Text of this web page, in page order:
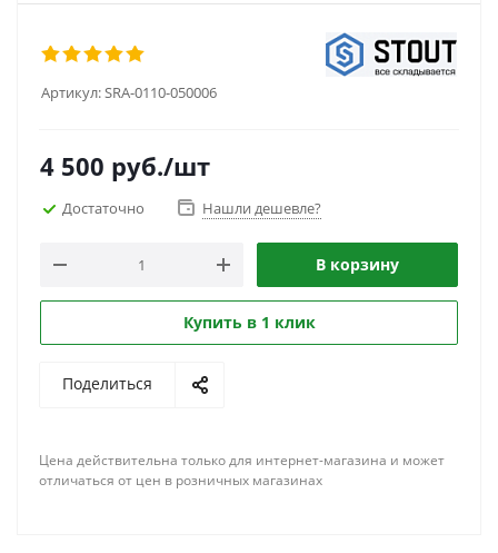
Артикул:SRA-0110-050006
4 500 руб./шт
Достаточно Нашли дешевле?
В корзину
Купить в 1 клик
Поделиться
Цена действительна только для интернет-магазина и может
отличаться от цен в розничных магазинах